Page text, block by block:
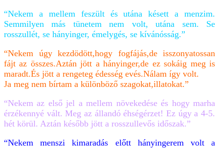
“Nekem a mellem feszült és utána késett a menzim.
Semmilyen más tünetem nem volt, utána sem. Se
rosszullét, se hányinger, émelygés, se kívánósság.”
“Nekem úgy kezdödött,hogy fogfájás,de isszonyatossan
fájt az összes.Aztán jött a hányinger,de ez sokáig meg is
maradt.És jött a rengeteg édesség evés.Nálam így volt.
Ja meg nem bírtam a különböző szagokat,illatokat.”
“Nekem az első jel a mellem növekedése és hogy marha
érzékennyé vált. Meg az állandó éhségérzet! Ez úgy a 4-5.
hét körül. Aztán később jött a rosszullevős időszak.”
“Nekem menszi kimaradás előtt hányingerem volt a